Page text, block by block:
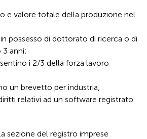
e valore totale della produzione nel
possesso di dottorato di ricerca o di
anni;
i 2/3 della forza lavoro
un brevetto per industria,
relativi ad un software registrato.
sezione del registro imprese